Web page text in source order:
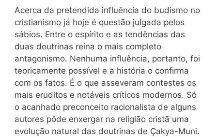
Acerca da pretendida influência do budismo no
cristianismo já hoje é questão julgada pelos
sábios. Entre o espírito e as tendências das
duas doutrinas reina o mais completo
antagonismo. Nenhuma influência, portanto, foi
teoricamente possível e a história o confirma
com os fatos. É o que asseveram contestes os
mais eruditos e notáveis críticos modernos. Só
o acanhado preconceito racionalista de alguns
autores pôde enxergar na religião cristã uma
evolução natural das doutrinas de Çakya-Muni.